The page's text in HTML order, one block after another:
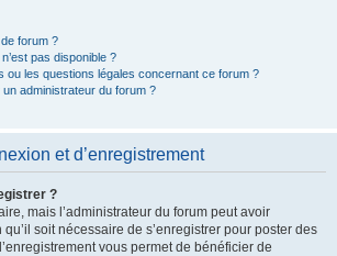
forum ?
pas disponible ?
ou les questions légales concernant ce forum ?
administrateur du forum ?
et d’enregistrement
?
mais l’administrateur du forum peut avoir
soit nécessaire de s’enregistrer pour poster des
vous permet de bénéficier de